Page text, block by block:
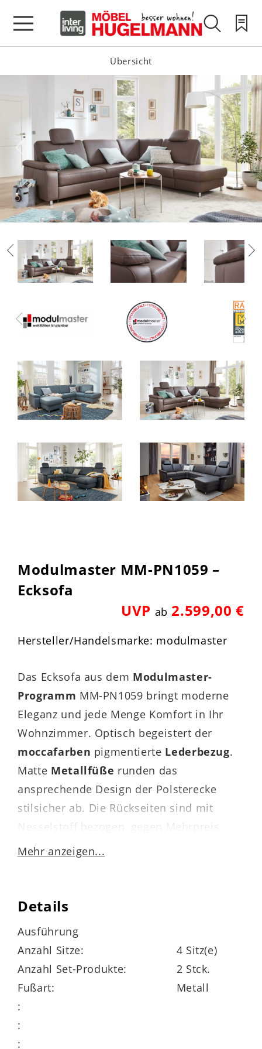
Übersicht
Modulmaster MM-PN1059 –
Ecksofa
UVP ab 2.599,00 €
Hersteller/Handelsmarke: modulmaster
Das Ecksofa aus dem Modulmaster-
Programm MM-PN1059 bringt moderne
Eleganz und jede Menge Komfort in Ihr
Wohnzimmer. Optisch begeistert der
moccafarben pigmentierte Lederbezug.
Matte Metallfüße runden das
ansprechende Design der Polsterecke
stilsicher ab. Die Rückseiten sind mit
Nesselstoff bezogen, gegen Mehrpreis
allerdings auch im Originalbezug lieferbar.
Für hohen Sitzkomfort sorgen neben dem
feinen Griff des Leders zum einen die
Federkernpolsterung
auf einer
stützenden Wellenunterfederung im Sitz
und zum anderen die mit
Kaltschaum
Mehr anzeigen...
Details
Ausführung
Anzahl Sitze:
4 Sitz(e)
Anzahl Set-Produkte:
2 Stck.
Fußart:
Metall
:
:
: